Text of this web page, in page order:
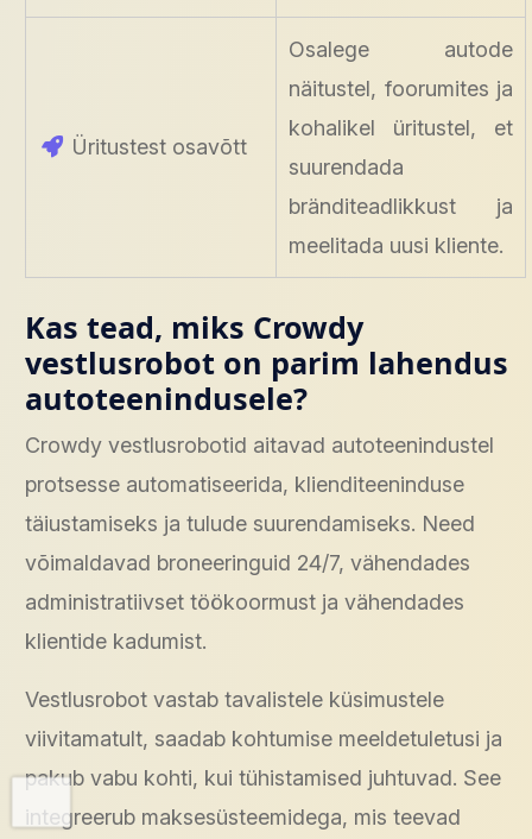
Üritustest osavõtt
Osalege autode
näitustel, foorumites ja
kohalikel üritustel, et
suurendada
bränditeadlikkust ja
meelitada uusi kliente.
Kas tead, miks Crowdy
vestlusrobot on parim lahendus
autoteenindusele?
Crowdy vestlusrobotid aitavad autoteenindustel
protsesse automatiseerida, klienditeeninduse
täiustamiseks ja tulude suurendamiseks. Need
võimaldavad broneeringuid 24/7, vähendades
administratiivset töökoormust ja vähendades
klientide kadumist.
Vestlusrobot vastab tavalistele küsimustele
viivitamatult, saadab kohtumise meeldetuletusi ja
pakub vabu kohti, kui tühistamised juhtuvad. See
integreerub maksesüsteemidega, mis teevad